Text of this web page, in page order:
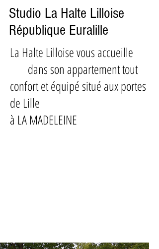
Studio La Halte Lilloise
République Euralille
La Halte Lilloise vous accueille
dans son appartement tout
confort et équipé situé aux portes
de Lille
à LA MADELEINE